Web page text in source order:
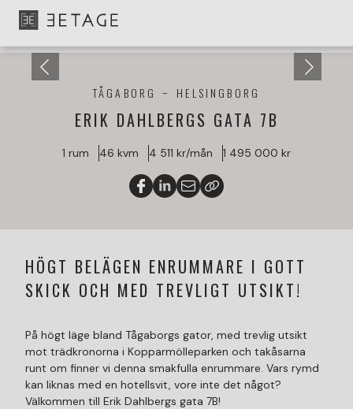
ERIK DAHLBERGS GATA 7B
TÅGABORG HELSINGBORG
1 rum 46 kvm 4 511 kr/mån 1 495 000 kr
HÖGT BELÄGEN ENRUMMARE I GOTT
SKICK OCH MED TREVLIGT UTSIKT!
På högt läge bland Tågaborgs gator, med trevlig utsikt
mot trädkronorna i Kopparmölleparken och takåsarna
runt om finner vi denna smakfulla enrummare. Vars rymd
kan liknas med en hotellsvit, vore inte det något?
Välkommen till Erik Dahlbergs gata 7B!